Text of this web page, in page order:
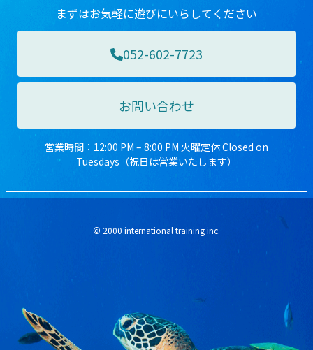
まずはお気軽に遊びにいらしてください
052-602-7723
お問い合わせ
営業時間：12:00 PM – 8:00 PM 火曜定休 Closed on
Tuesdays（祝日は営業いたします）
© 2000 international training inc.